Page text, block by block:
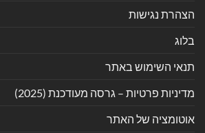
הצהרת נגישות
בלוג
תנאי השימוש באתר
מדיניות פרטיות – גרסה מעודכנת (2025)
אוטומציה של האתר